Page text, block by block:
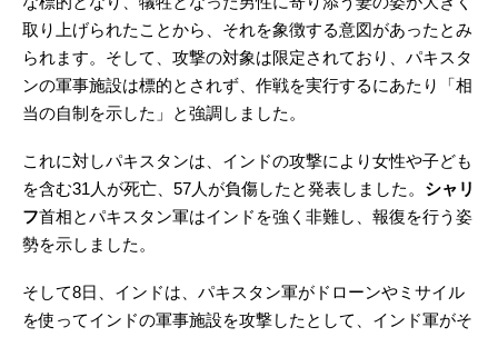
取り上げられたことから、それを象徴する意図があったとみ
られます。そして、攻撃の対象は限定されており、パキスタ
ンの軍事施設は標的とされず、作戦を実行するにあたり「相
当の自制を示した」と強調しました。
これに対しパキスタンは、インドの攻撃により女性や子ども
を含む31人が死亡、57人が負傷したと発表しました。 シャリ
フ首相とパキスタン軍はインドを強く非難し、報復を行う姿
勢を示しました。
そして8日、インドは、パキスタン軍がドローンやミサイル
を使ってインドの軍事施設を攻撃したとして、インド軍がそ